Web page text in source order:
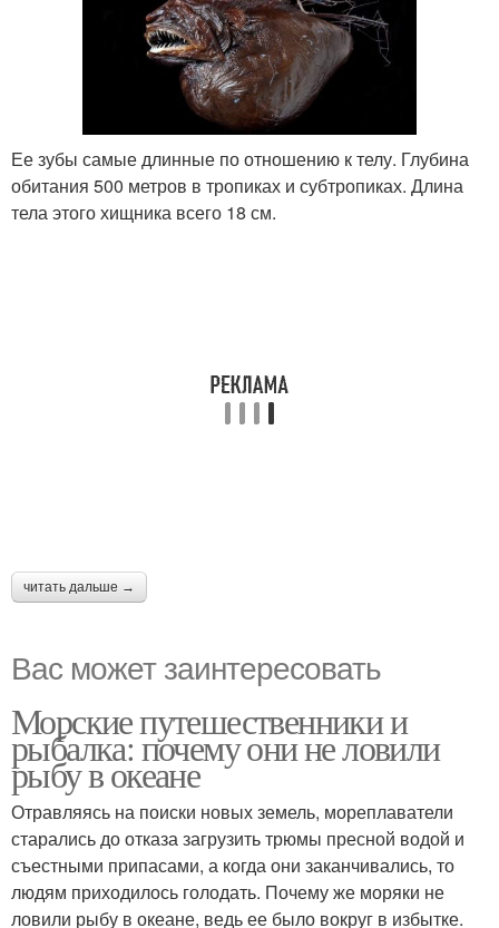
Ее зубы самые длинные по отношению к телу. Глубина
обитания 500 метров в тропиках и субтропиках. Длина
тела этого хищника всего 18 см.
читать дальше →
Вас может заинтересовать
Морские путешественники и
рыбалка: почему они не ловили
рыбу в океане
Отравляясь на поиски новых земель, мореплаватели
старались до отказа загрузить трюмы пресной водой и
съестными припасами, а когда они заканчивались, то
людям приходилось голодать. Почему же моряки не
ловили рыбу в океане, ведь ее было вокруг в избытке.